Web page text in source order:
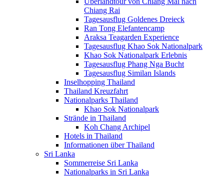
Chiang Rai
Tagesausflug Goldenes Dreieck
Ran Tong Elefantencamp
Araksa Teagarden Experience
Tagesausflug Khao Sok Nationalpark
Khao Sok Nationalpark Erlebnis
Tagesausflug Phang Nga Bucht
Tagesausflug Similan Islands
Inselhopping Thailand
Thailand Kreuzfahrt
Nationalparks Thailand
Khao Sok Nationalpark
Strände in Thailand
Koh Chang Archipel
Hotels in Thailand
Informationen über Thailand
Sri Lanka
Sommerreise Sri Lanka
Nationalparks in Sri Lanka